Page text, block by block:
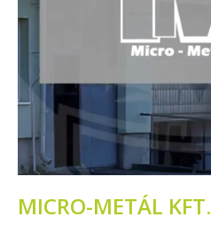
MICRO-METÁL KFT.